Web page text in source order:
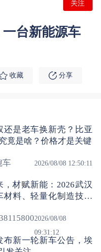
关注
台新能源车
收藏 分享
还是老车换新壳？比亚
竟是啥？价格才是关键
车 2026/08/08 12:50:11
，材赋新能：2026武汉
材料、轻量化制造技术
2026/08/08
09:31:12
布新一轮新车公告，埃